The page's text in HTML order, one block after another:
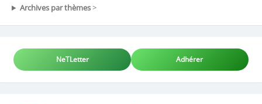
Archives par thèmes>
NeTLetter Adhérer